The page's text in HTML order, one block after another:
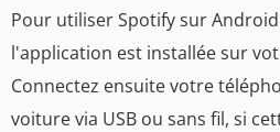
Pour utiliser Spotify sur
l'application est installée sur
Connectez ensuite votre
voiture via USB ou sans fil, si